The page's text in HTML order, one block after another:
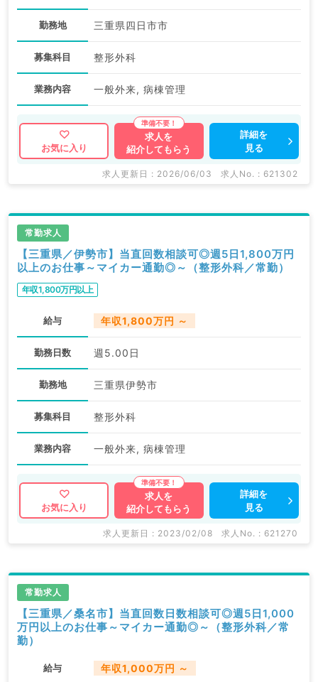
勤務地 三重県四日市市
募集科目 整形外科
業務内容 一般外来, 病棟管理
お気に入り
求人を
紹介してもらう
詳細を
見る
求人更新日 : 2026/06/03 求人No. : 621302
常勤求人
【三重県／伊勢市】当直回数相談可◎週5日1,800万円
以上のお仕事～マイカー通勤◎～（整形外科／常勤）
年収1,800万円以上
給与 年収1,800万円 ～
勤務日数 週5.00日
勤務地 三重県伊勢市
募集科目 整形外科
業務内容 一般外来, 病棟管理
お気に入り
求人を
紹介してもらう
詳細を
見る
求人更新日 : 2023/02/08 求人No. : 621270
常勤求人
【三重県／桑名市】当直回数日数相談可◎週5日1,000
万円以上のお仕事～マイカー通勤◎～（整形外科／常
勤）
給与 年収1,000万円 ～